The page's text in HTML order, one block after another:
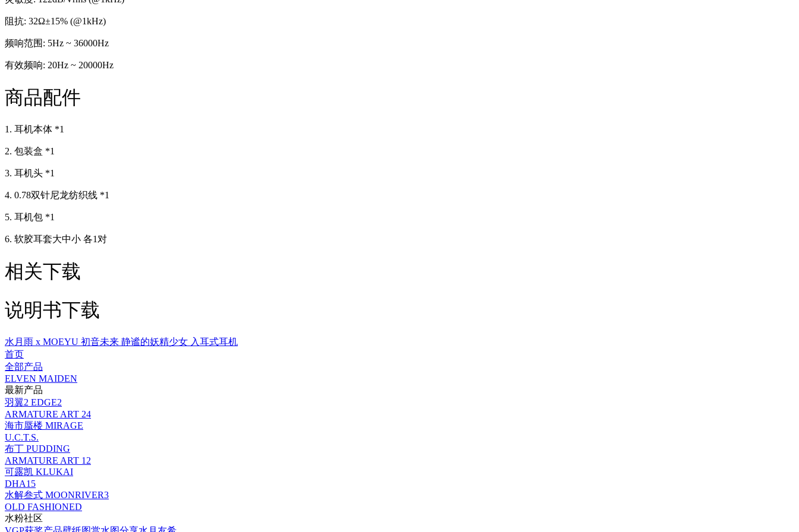
阻抗: 32Ω±15% (@1kHz)
频响范围: 5Hz ~ 36000Hz
有效频响: 20Hz ~ 20000Hz
商品配件
1. 耳机本体 *1
2. 包装盒 *1
3. 耳机头 *1
4. 0.78双针尼龙纺织线 *1
5. 耳机包 *1
6. 软胶耳套大中小 各1对
相关下载
说明书下载
水月雨 x MOEYU 初音未来 静谧的妖精少女 入耳式耳机
首页
全部产品
ELVEN MAIDEN
最新产品
羽翼2 EDGE2
ARMATURE ART 24
海市蜃楼 MIRAGE
U.C.T.S.
布丁 PUDDING
ARMATURE ART 12
可露凯 KLUKAI
DHA15
水解叁式 MOONRIVER3
OLD FASHIONED
水粉社区